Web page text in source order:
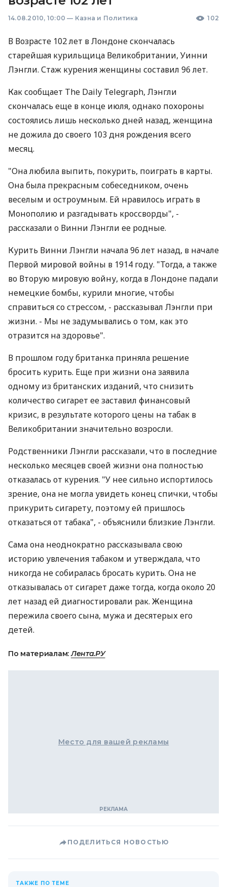
14.08.2010, 10:00 — Казна и Политика 102
В Возрасте 102 лет в Лондоне скончалась
старейшая курильщица Великобритании, Уинни
Лэнгли. Стаж курения женщины составил 96 лет.
Как сообщает The Daily Telegraph, Лэнгли
скончалась еще в конце июля, однако похороны
состоялись лишь несколько дней назад, женщина
не дожила до своего 103 дня рождения всего
месяц.
"Она любила выпить, покурить, поиграть в карты.
Она была прекрасным собеседником, очень
веселым и остроумным. Ей нравилось играть в
Монополию и разгадывать кроссворды", -
рассказали о Винни Лэнгли ее родные.
Курить Винни Лэнгли начала 96 лет назад, в начале
Первой мировой войны в 1914 году. "Тогда, а также
во Вторую мировую войну, когда в Лондоне падали
немецкие бомбы, курили многие, чтобы
справиться со стрессом, - рассказывал Лэнгли при
жизни. - Мы не задумывались о том, как это
отразится на здоровье".
В прошлом году британка приняла решение
бросить курить. Еще при жизни она заявила
одному из британских изданий, что снизить
количество сигарет ее заставил финансовый
кризис, в результате которого цены на табак в
Великобритании значительно возросли.
Родственники Лэнгли рассказали, что в последние
несколько месяцев своей жизни она полностью
отказалась от курения. "У нее сильно испортилось
зрение, она не могла увидеть конец спички, чтобы
прикурить сигарету, поэтому ей пришлось
отказаться от табака", - объяснили близкие Лэнгли.
Сама она неоднократно рассказывала свою
историю увлечения табаком и утверждала, что
никогда не собиралась бросать курить. Она не
отказывалась от сигарет даже тогда, когда около 20
лет назад ей диагностировали рак. Женщина
пережила своего сына, мужа и десятерых его
детей.
По материалам:Лента.РУ
Место для вашей рекламы
ПОДЕЛИТЬСЯ НОВОСТЬЮ
ТАКЖЕ ПО ТЕМЕ